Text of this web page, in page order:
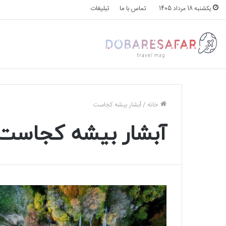
یکشنبه 18 مرداد 1405 تماس با ما تبلیغات
خانه /آبشار بیشه کجاست
آبشار بیشه